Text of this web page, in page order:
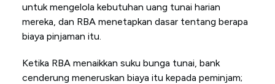
untuk mengelola kebutuhan uang tunai harian
mereka, dan RBA menetapkan dasar tentang berapa
biaya pinjaman itu.
Ketika RBA menaikkan suku bunga tunai, bank
cenderung meneruskan biaya itu kepada peminjam;